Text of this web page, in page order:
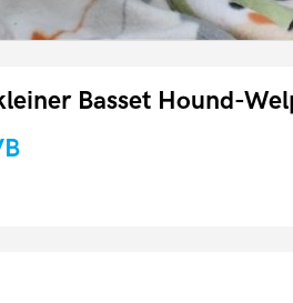
Basset Hound-